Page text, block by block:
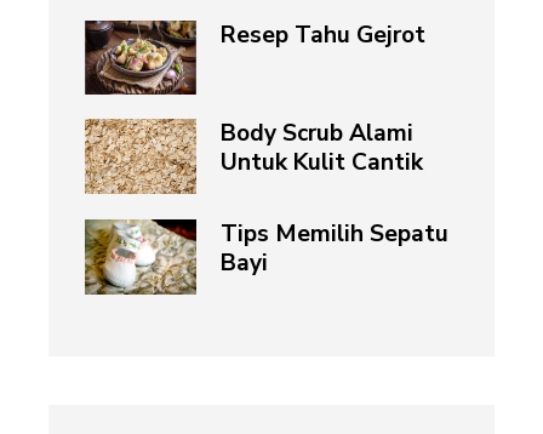
Resep Tahu Gejrot
Body Scrub Alami
Untuk Kulit Cantik
Tips Memilih Sepatu
Bayi